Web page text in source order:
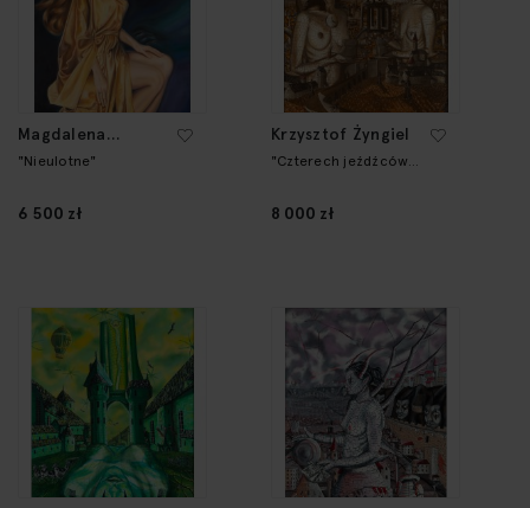
Magdalena
Konopka
"Nieulotne"
6 500 zł
Krzysztof Żyngiel
"Czterech jeźdźców
8 000 zł